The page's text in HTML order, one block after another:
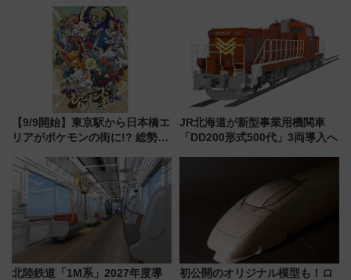
【9/9開始】東京駅から日本橋エ
リアがポケモンの街に!? 総勢
リサーチ」本格謎解き・グッズ
情報まとめ
JR北海道が新型事業用機関車
「DD200形式500代」3両導入へ
北陸鉄道「1M系」2027年度導
初公開のオリジナル模型も！ロ